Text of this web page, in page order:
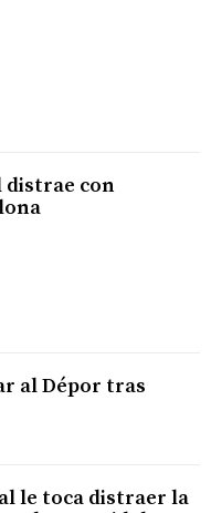
con
al Dépor tras
le toca distraer la